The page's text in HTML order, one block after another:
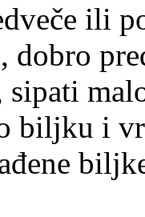
ili
dobro
biljku i